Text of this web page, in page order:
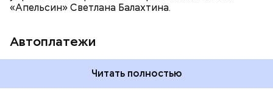
«Апельсин» Светлана Балахтина.
Автоплатежи
Читать полностью
период. Однако иногда, используя кредитки, люди
выясняла с экспертом, из-за чего многим